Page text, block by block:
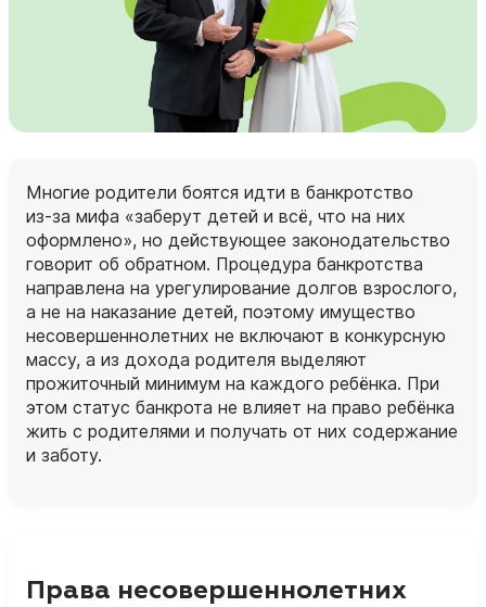
Многие родители боятся идти в банкротство
из‑за мифа «заберут детей и всё, что на них
оформлено», но действующее законодательство
говорит об обратном. Процедура банкротства
направлена на урегулирование долгов взрослого,
а не на наказание детей, поэтому имущество
несовершеннолетних не включают в конкурсную
массу, а из дохода родителя выделяют
прожиточный минимум на каждого ребёнка. При
этом статус банкрота не влияет на право ребёнка
жить с родителями и получать от них содержание
и заботу.
Права несовершеннолетних